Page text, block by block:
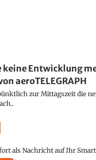
keine Entwicklung
aeroTELEGRAPH
zur Mittagszeit die
als Nachricht auf Ihr